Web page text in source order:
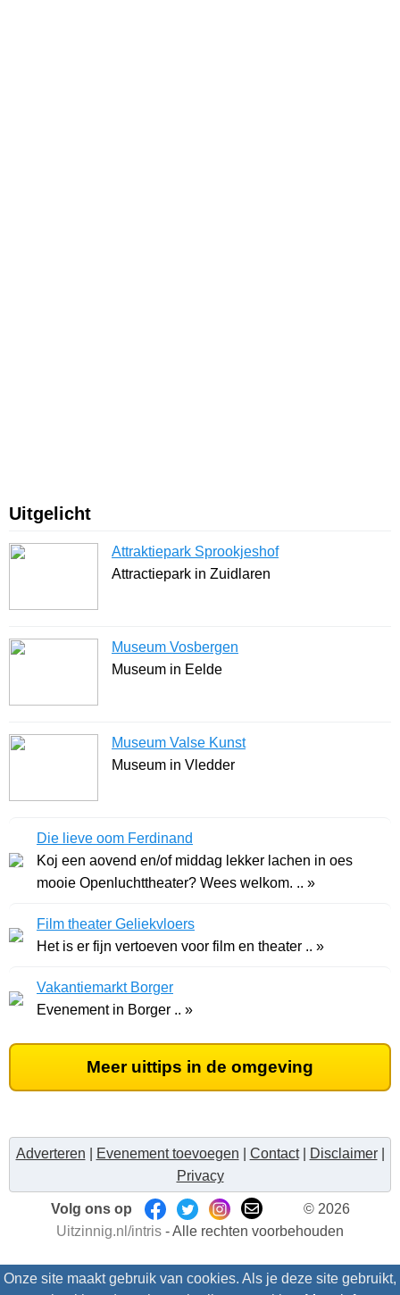
Onze site maakt gebruik van cookies. Als je deze site gebruikt,
Uitgelicht
Attraktiepark Sprookjeshof
Attractiepark in Zuidlaren
Museum Vosbergen
Museum in Eelde
Museum Valse Kunst
Museum in Vledder
Die lieve oom Ferdinand
Koj een aovend en/of middag lekker lachen in oes
mooie Openluchttheater? Wees welkom. .. »
Film theater Geliekvloers
Het is er fijn vertoeven voor film en theater .. »
Vakantiemarkt Borger
Evenement in Borger .. »
Meer uittips in de omgeving
Adverteren Evenement toevoegen Contact| Disclaimer|
Privacy
Volg ons op
© 2026
Uitzinnig.nl/intris - Alle rechten voorbehouden